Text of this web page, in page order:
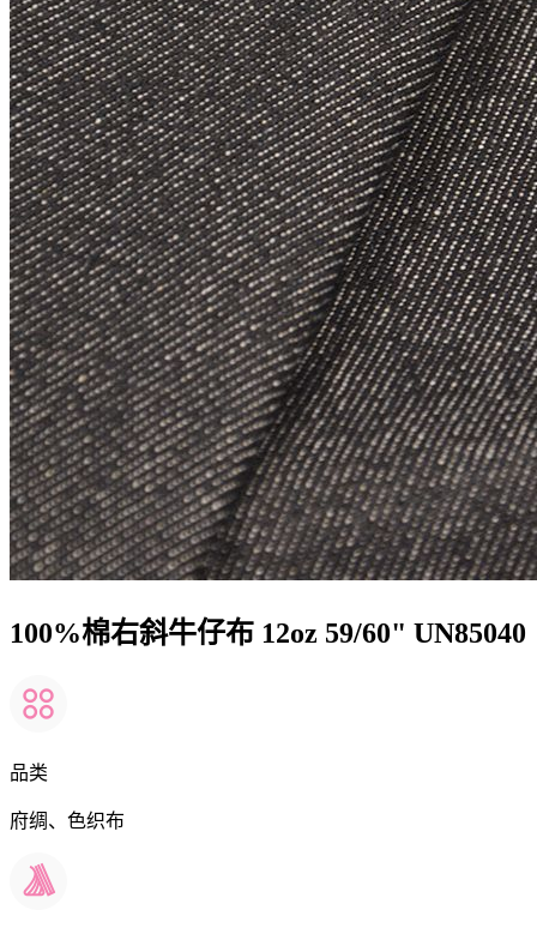
100%棉右斜牛仔布 12oz 59/60" UN85040
品类
府绸、色织布